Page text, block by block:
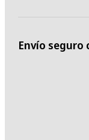
Envío seguro